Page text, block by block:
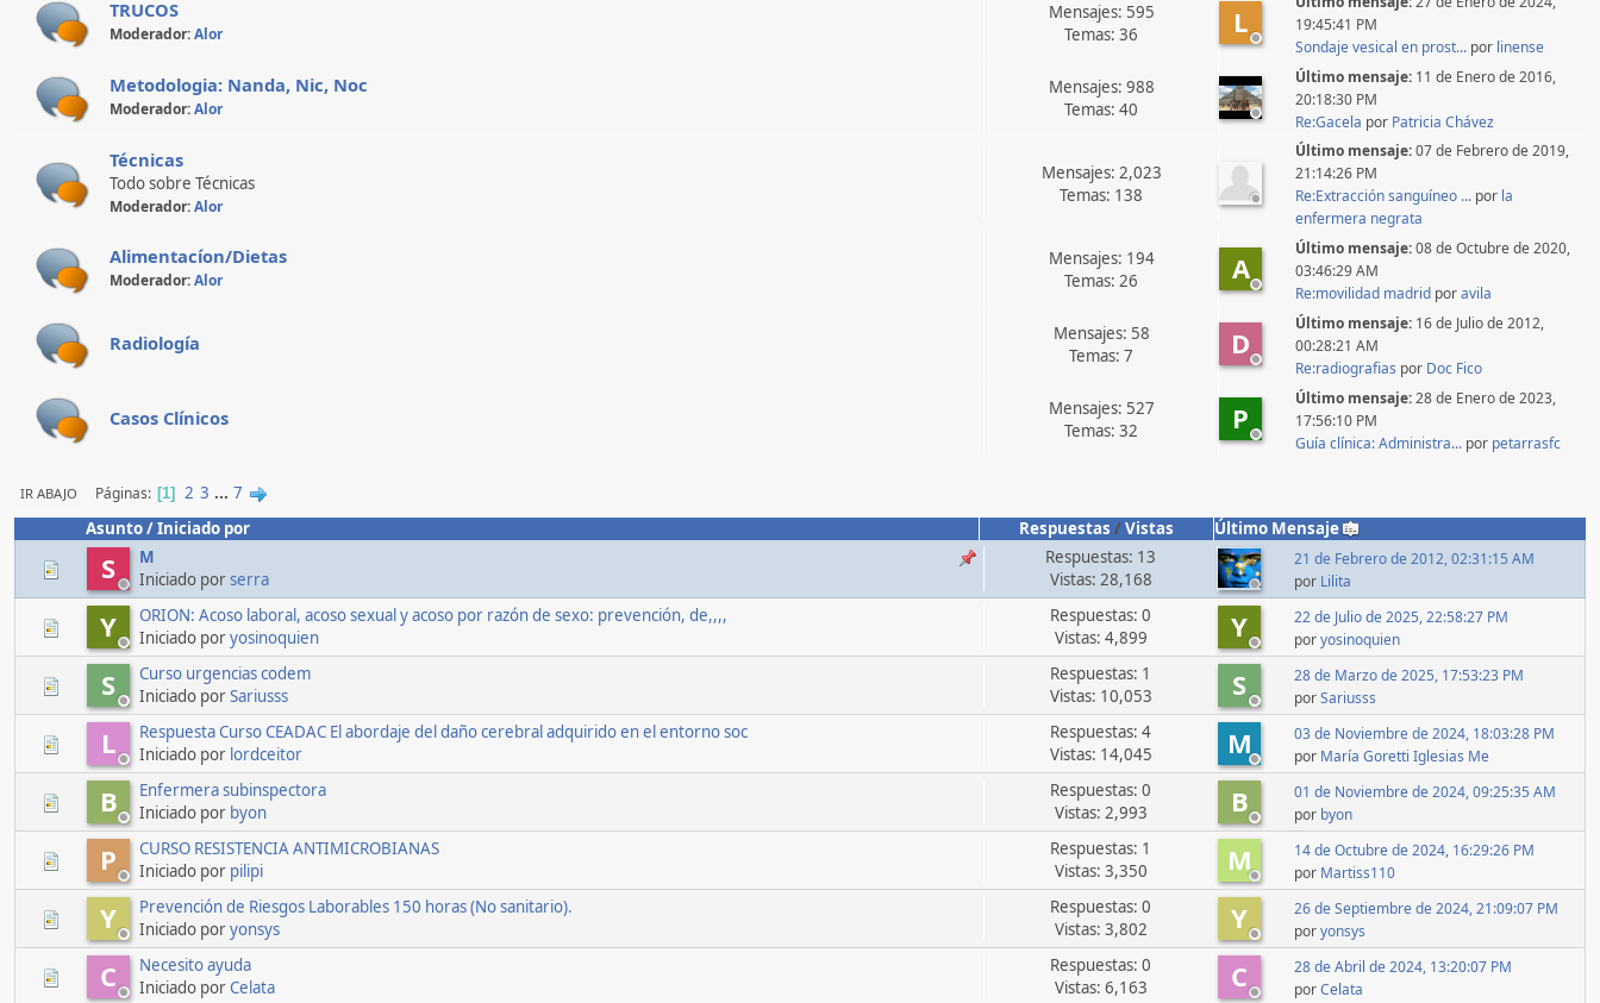
L
TRUCOS
Moderador:Alor
Mensajes: 595
Temas: 36
19:45:41 PM
Sondaje vesical en prost... por linense
Metodologia: Nanda, Nic, Noc
Moderador:Alor
Mensajes: 988
Temas: 40
Último mensaje: 11 de Enero de 2016,
20:18:30 PM
Re:Gacela por Patricia Chávez
Técnicas
Todo sobre Técnicas
Moderador:Alor
Mensajes: 2,023
Temas: 138
Último mensaje:07 de Febrero de 2019,
21:14:26 PM
Re:Extracción sanguíneo ... por la
enfermera negrata
A
Alimentacíon/Dietas
Moderador:Alor
Mensajes: 194
Temas: 26
Último mensaje:08 de Octubre de 2020,
03:46:29 AM
Re:movilidad madrid poravila
D
Radiología
Mensajes: 58
Temas: 7
Último mensaje: 16 de Julio de 2012,
00:28:21 AM
Re:radiografias por Doc Fico
P
Casos Clínicos
Mensajes: 527
Temas: 32
Último mensaje:28 de Enero de 2023,
17:56:10 PM
Guía clínica: Administra... por petarrasfc
IR ABAJO Páginas 1 2 3 ... 7
Asunto/Iniciado por Respuestas /Vistas Último Mensaje
S
M
Iniciado porserra
Respuestas: 13
Vistas: 28,168
21 de Febrero de 2012, 02:31:15 AM
por Lilita
Y Y
ORION: Acoso laboral, acoso sexual y acoso por razón de sexo: prevención, de,,,,
Iniciado poryosinoquien
Respuestas: 0
Vistas: 4,899
22 de Julio de 2025, 22:58:27 PM
poryosinoquien
S S
Curso urgencias codem
Iniciado porSariusss
Respuestas: 1
Vistas: 10,053
28 de Marzo de 2025, 17:53:23 PM
porSariusss
L M
Respuesta Curso CEADAC El abordaje del daño cerebral adquirido en el entorno soc
Iniciado por lordceitor
Respuestas: 4
Vistas: 14,045
03 de Noviembre de 2024, 18:03:28 PM
por María Goretti Iglesias Me
B B
Enfermera subinspectora
Iniciado por byon
Respuestas: 0
Vistas: 2,993
01 de Noviembre de 2024, 09:25:35 AM
por byon
P M
CURSO RESISTENCIA ANTIMICROBIANAS
Iniciado por pilipi
Respuestas: 1
Vistas: 3,350
14 de Octubre de 2024, 16:29:26 PM
por Martiss110
Y Y
Prevención de Riesgos Laborables 150 horas (No sanitario).
Iniciado poryonsys
Respuestas: 0
Vistas: 3,802
26 de Septiembre de 2024, 21:09:07 PM
poryonsys
C C
Necesito ayuda
Iniciado porCelata
Respuestas: 0
Vistas: 6,163
28 de Abril de 2024, 13:20:07 PM
porCelata